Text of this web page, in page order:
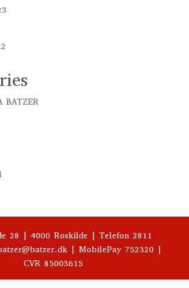
BATZER
28 | 4000 Roskilde | Telefon 2811
| MobilePay 752320 |
CVR 85003615